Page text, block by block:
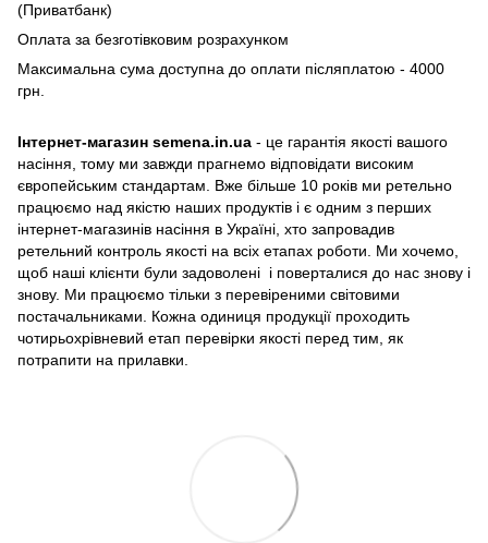
(Приватбанк)
Оплата за безготівковим розрахунком
Максимальна сума доступна до оплати післяплатою - 4000
грн.
Інтернет-магазин semena.in.ua - це гарантія якості вашого
насіння, тому ми завжди прагнемо відповідати високим
європейським стандартам. Вже більше 10 років ми ретельно
працюємо над якістю наших продуктів і є одним з перших
інтернет-магазинів насіння в Україні, хто запровадив
ретельний контроль якості на всіх етапах роботи. Ми хочемо,
щоб наші клієнти були задоволені і поверталися до нас знову і
знову. Ми працюємо тільки з перевіреними світовими
постачальниками. Кожна одиниця продукції проходить
чотирьохрівневий етап перевірки якості перед тим, як
потрапити на прилавки.